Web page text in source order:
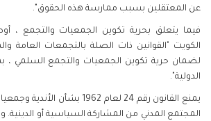
عن المعتقلين بسبب ممارسة هذه الحقوق".
فيما يتعلق بحرية تكوين الجمعيات والتجمع ،
الكويت "القوانين ذات الصلة بالتجمعات العامة
لضمان حرية تكوين الجمعيات والتجمع السلمي ،
الدولية".
يمنع القانون رقم 24 لعام 1962
المجتمع المدني من المشاركة السياسية أو